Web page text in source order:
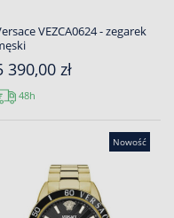
VEZCA0624 - zegarek
390,00 zł
48h
Nowość